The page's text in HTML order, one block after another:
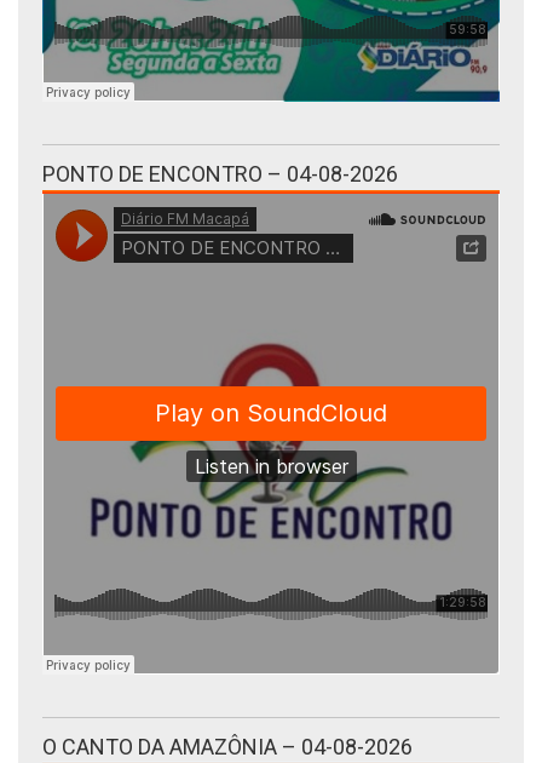
PONTO DE ENCONTRO – 04-08-2026
O CANTO DA AMAZÔNIA – 04-08-2026